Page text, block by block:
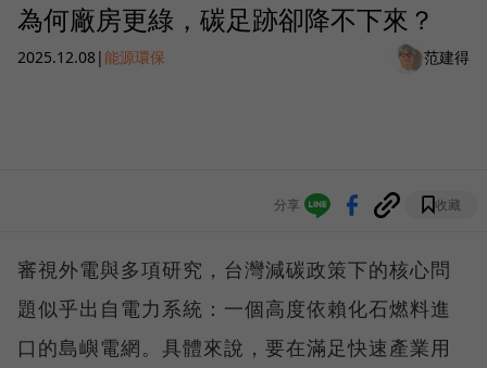
為何廠房更綠，碳足跡卻降不下來？
2025.12.08|能源環保 范建得
分享 收藏
審視外電與多項研究，台灣減碳政策下的核心問
題似乎出自電力系統：一個高度依賴化石燃料進
口的島嶼電網。具體來說，要在滿足快速產業用